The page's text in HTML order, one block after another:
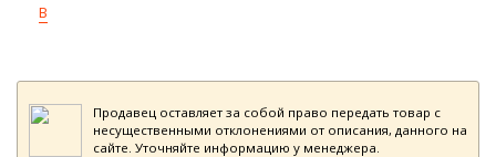
В
Продавец оставляет за собой право передать товар с
несущественными отклонениями от описания, данного на
сайте. Уточняйте информацию у менеджера.